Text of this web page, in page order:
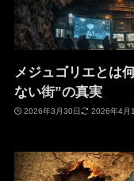
メジュゴリエとは
ない街”の真実
2026年3月30日 2026年4月